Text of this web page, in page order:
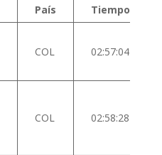
País
Tiempo
COL 02:57:04
COL 02:58:28